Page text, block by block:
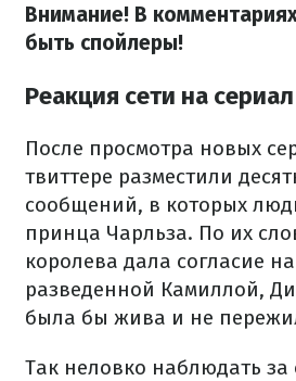
Внимание! В
быть спойлеры!
Реакция сети на
После просмотра новых
твиттере разместили
сообщений, в которых
принца Чарльза. По их
королева дала согласие
разведенной Камиллой,
была бы жива и не
Так неловко наблюдать